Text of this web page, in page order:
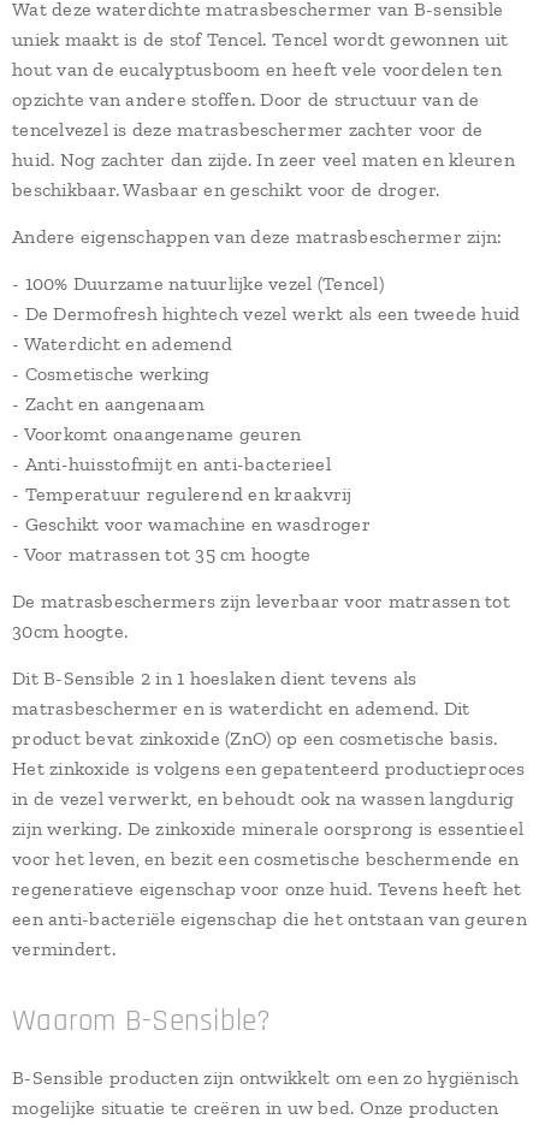
Wat deze waterdichte matrasbeschermer van B-sensible
uniek maakt is de stof Tencel. Tencel wordt gewonnen uit
hout van de eucalyptusboom en heeft vele voordelen ten
opzichte van andere stoffen. Door de structuur van de
tencelvezel is deze matrasbeschermer zachter voor de
huid. Nog zachter dan zijde. In zeer veel maten en kleuren
beschikbaar. Wasbaar en geschikt voor de droger.
Andere eigenschappen van deze matrasbeschermer zijn:
- 100% Duurzame natuurlijke vezel (Tencel)
- De Dermofresh hightech vezel werkt als een tweede huid
​- Waterdicht en ademend
- Cosmetische werking
- Zacht en aangenaam
- Voorkomt onaangename geuren
- Anti-huisstofmijt en anti-bacterieel
- Temperatuur regulerend en kraakvrij
- Geschikt voor wamachine en wasdroger
- Voor matrassen tot 35 cm hoogte
De matrasbeschermers zijn leverbaar voor matrassen tot
30cm hoogte.
Dit B-Sensible 2 in 1 hoeslaken dient tevens als
matrasbeschermer en is waterdicht en ademend. Dit
product bevat zinkoxide (ZnO) op een cosmetische basis.
Het zinkoxide is volgens een gepatenteerd productieproces
in de vezel verwerkt, en behoudt ook na wassen langdurig
zijn werking. De zinkoxide minerale oorsprong is essentieel
voor het leven, en bezit een cosmetische beschermende en
regeneratieve eigenschap voor onze huid. Tevens heeft het
een anti-bacteriële eigenschap die het ontstaan van geuren
vermindert.
Waarom B-Sensible?
B-Sensible producten zijn ontwikkelt om een zo hygiënisch
mogelijke situatie te creëren in uw bed. Onze producten